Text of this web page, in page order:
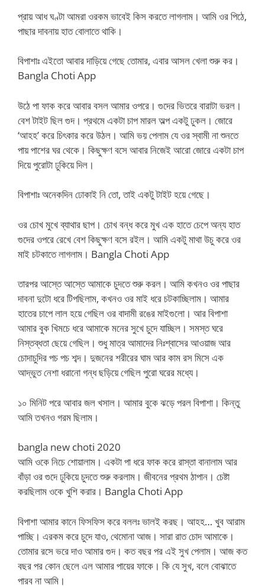
প্রায় আধ ঘণ্টা আমরা ওরকম ভাবেই কিস করতে লাগলাম। আমি ওর পিঠে,
পাছার দাবনায় হাত বোলাতে থাকি।
বিপাশাঃ এইতো আবার দাড়িয়ে গেছে তোমার, এবার আসল খেলা শুরু কর।
Bangla Choti App
উঠে পা ফাক করে আবার বসল আমার ওপরে। গুদের ভিতরে বারাটা ভরল।
বেশ টাইট ছিল গুদ। প্রথমে একটা চাপ মারল অল্প একটু ঢুকল। জোরে
‘আহহ’ করে চিৎকার করে উঠল। আমি ভয় পেলাম যে ওর স্বামী না শুনতে
পায় পাশের ঘর থেকে। কিছুক্ষণ বসে আবার নিজেই আরো জোরে একটা চাপ
দিয়ে পুরোটা ঢুকিয়ে দিল।
বিপাশাঃ অনেকদিন ঢোকাই নি তো, তাই একটু টাইট হয়ে গেছে।
ওর চোখ মুখে ব্যাথার ছাপ। চোখ বন্ধ করে মুখ এক হাতে চেপে অন্য হাত
গুদের ওপরে রেখে বেশ কিছুক্ষণ বসে রইল। আমি একটু মাথা উচু করে ওর
মাই চটকাতে লাগলাম। Bangla Choti App
তারপর আস্তে আস্তে আমাকে চুদতে শুরু করল। আমি কখনও ওর পাছার
দাবনা দুটো ধরে টিপছিলাম, কখনও ওর মাই ধরে চটকাচ্ছিলাম। আমার
হাতের চাপে লাল হয়ে গেছিল ওর বাদামী রঙের মাইগুলো। আর বিপাশা
আমার বুক খিমচে ধরে আমাকে মনের সুখে চুদে যাচ্ছিল। সমস্ত ঘরে
নিস্তব্ধতা ছেয়ে গেছিল। শুধু মাত্র আমাদের নিঃশ্বাসের আওয়াজ আর
চোদাচুদির পচ পচ শব্দ। দুজনের শরীরের ঘাম আর কাম রস মিসে এক
আদ্ভুত নেশা ধরানো গন্ধ ছড়িয়ে গেছিল পুরো ঘরের মধ্যে।
১০ মিনিট পরে আবার জল খসাল। আমার বুকে ঝড়ে পরল বিপাশা। কিন্তু
আমি তখনও গরম ছিলাম।
bangla new choti 2020
আমি ওকে নিচে শোয়ালাম। একটা পা ধরে ফাক করে রাস্তা বানালাম আর
বাঁড়া ওর গুদে ঢুকিয়ে চুদতে শুরু করলাম। জীবনের প্রথম ঠাপান। চেষ্টা
করছিলাম ওকে খুশি করার। Bangla Choti App
বিপাশা আমার কানে ফিসফিস করে বললঃ ভালই করছ। আহহ… খুব আরাম
পাচ্ছি। এরকম করে চুদে যাও, থেমোনা আজ। সারা রাত চোদ আমাকে।
তোমার রসে ভরে দাও আমার গুদ। কত বছর পর এই সুখ পেলাম। আজ কত
বছর পর কোন ছেলে এল আমার পায়ের ফাকে। কি যে সুখ, বলে বোঝাতে
পারব না আমি।